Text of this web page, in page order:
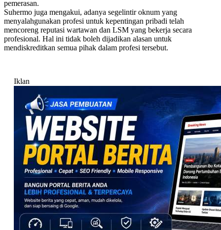
pemerasan.
Suhermo juga mengakui, adanya segelintir oknum yang
menyalahgunakan profesi untuk kepentingan pribadi telah
mencoreng reputasi wartawan dan LSM yang bekerja secara
profesional. Hal ini tidak boleh dijadikan alasan untuk
mendiskreditkan semua pihak dalam profesi tersebut.
Iklan